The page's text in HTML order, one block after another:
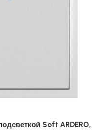
Soft ARDERO,